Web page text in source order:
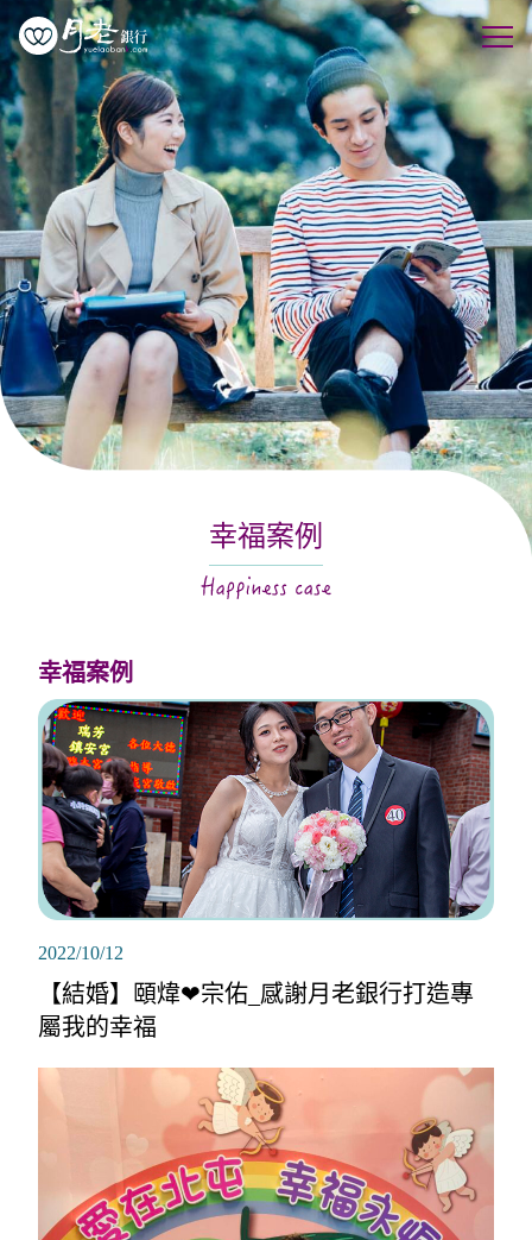
優質會員
行動交友
聯誼活動
幸福案例
最新動態
活動花絮
關於月老幸福案例
幸福案例
2022/10/12
【結婚】頤煒❤宗佑_感謝月老銀行打造專
屬我的幸福